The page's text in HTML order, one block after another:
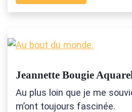
Jeannette Bougie
Au plus loin que je me
m’ont toujours fascinée.